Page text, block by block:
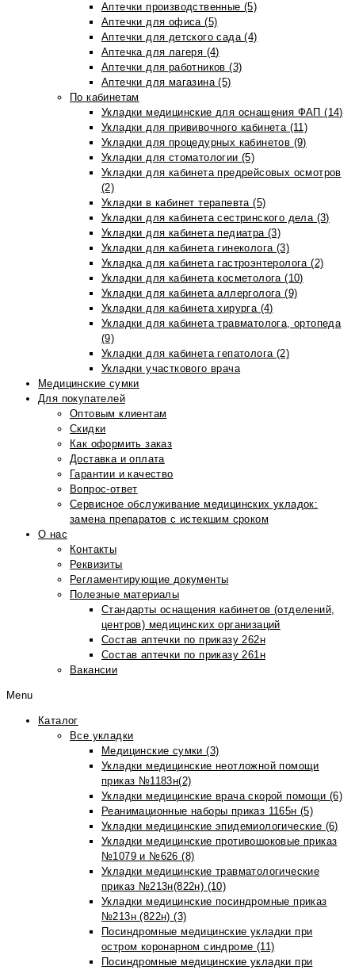
Аптечки производственные (5)
Аптечки для офиса (5)
Аптечки для детского сада (4)
Аптечка для лагеря (4)
Аптечки для работников (3)
Аптечки для магазина (5)
По кабинетам
Укладки медицинские для оснащения ФАП (14)
Укладки для прививочного кабинета (11)
Укладки для процедурных кабинетов (9)
Укладки для стоматологии (5)
Укладки для кабинета предрейсовых осмотров
(2)
Укладки в кабинет терапевта (5)
Укладки для кабинета сестринского дела (3)
Укладки для кабинета педиатра (3)
Укладки для кабинета гинеколога (3)
Укладка для кабинета гастроэнтеролога (2)
Укладки для кабинета косметолога (10)
Укладки для кабинета аллерголога (9)
Укладки для кабинета хирурга (4)
Укладки для кабинета травматолога, ортопеда
(9)
Укладки для кабинета гепатолога (2)
Укладки участкового врача
Медицинские сумки
Для покупателей
Оптовым клиентам
Скидки
Как оформить заказ
Доставка и оплата
Гарантии и качество
Вопрос-ответ
Сервисное обслуживание медицинских укладок:
замена препаратов с истекшим сроком
О нас
Контакты
Реквизиты
Регламентирующие документы
Полезные материалы
Стандарты оснащения кабинетов (отделений,
центров) медицинских организаций
Состав аптечки по приказу 262н
Состав аптечки по приказу 261н
Вакансии
Menu
Каталог
Все укладки
Медицинские сумки (3)
Укладки медицинские неотложной помощи
приказ №1183н(2)
Укладки медицинские врача скорой помощи (6)
Реанимационные наборы приказ 1165н (5)
Укладки медицинские эпидемиологические (6)
Укладки медицинские противошоковые приказ
№1079 и №626 (8)
Укладки медицинские травматологические
приказ №213н(822н) (10)
Укладки медицинские посиндромные приказ
№213н (822н) (3)
Посиндромные медицинские укладки при
остром коронарном синдроме (11)
Посиндромные медицинские укладки при